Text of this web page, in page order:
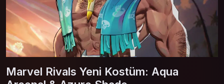
Marvel Rivals Yeni Kostüm: Aqua